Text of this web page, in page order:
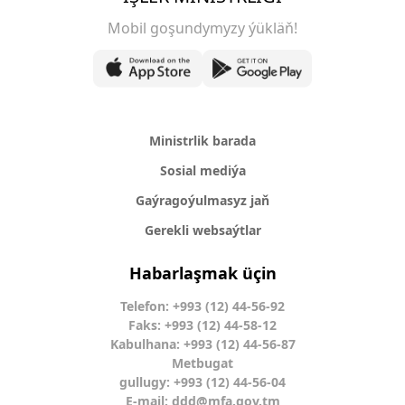
Mobil goşundymyzy ýükläň!
Ministrlik barada
Sosial mediýa
Gaýragoýulmasyz jaň
Gerekli websaýtlar
Habarlaşmak üçin
Telefon: +993 (12) 44-56-92
Faks: +993 (12) 44-58-12
Kabulhana: +993 (12) 44-56-87
Metbugat
gullugy: +993 (12) 44-56-04
E-mail: ddd@mfa.gov.tm